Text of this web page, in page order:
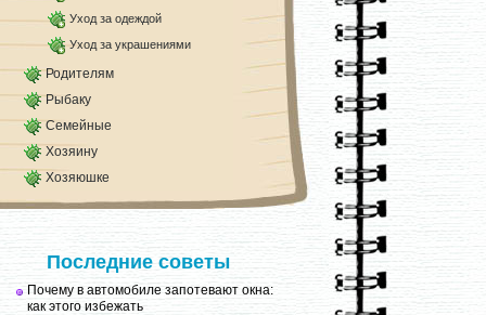
Уход за одеждой
Уход за украшениями
Родителям
Рыбаку
Семейные
Хозяину
Хозяюшке
Последние советы
Почему в автомобиле запотевают окна:
как этого избежать